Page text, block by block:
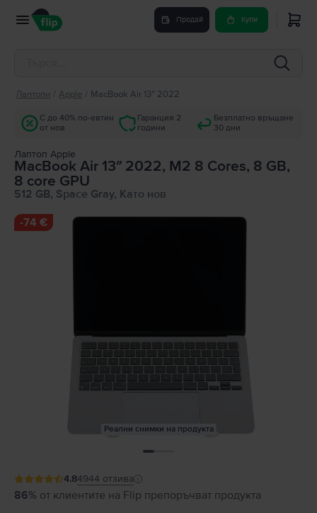
Продай Купи
Лаптопи Apple MacBook Air 13″ 2022
С до 40% по-евтин
от нов
Гаранция 2
години
Безплатно връщане
30 дни
Лаптоп Apple
MacBook Air 13″ 2022, M2 8 Cores, 8 GB,
8 core GPU
512 GB, Space Gray, Като нов
-74 €
Реални снимки на продукта
4.84944 отзива
86% от клиентите на Flip препоръчват продукта